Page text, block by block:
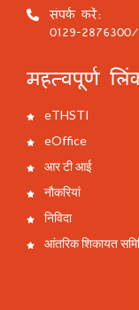
संपर्क करें:
0129-
महत्वपूर्ण
eTHSTI
eOffice
आर टी आई
नौकरियां
निविदा
आंतरिक शिकायत